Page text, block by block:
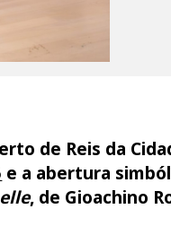
de Reis da
e a abertura
, de Gioachino